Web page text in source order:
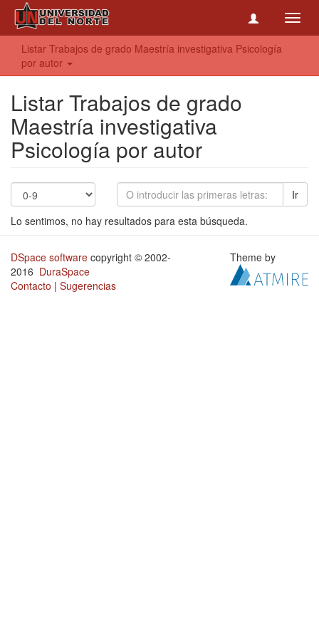
Listar Trabajos de grado Maestría investigativa Psicología
por autor
Listar Trabajos de grado
Maestría investigativa
Psicología por autor
Ir
Lo sentimos, no hay resultados para esta búsqueda.
DSpace software copyright © 2002-
2016 DuraSpace
Contacto | Sugerencias
Theme by